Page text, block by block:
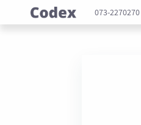
073-2270270